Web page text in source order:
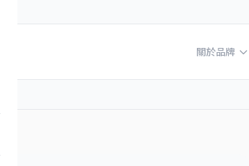
關於品牌